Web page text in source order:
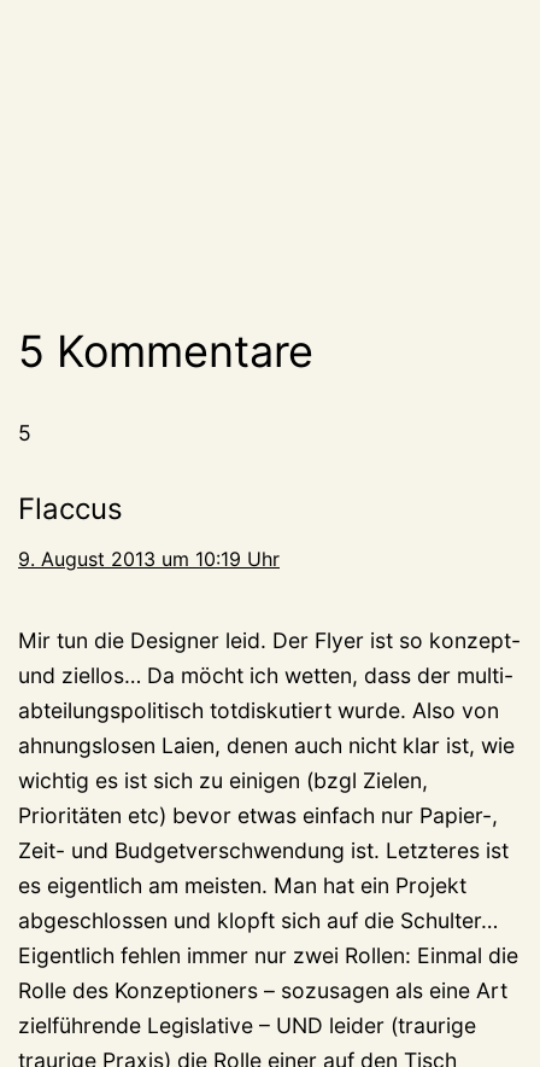
5 Kommentare
5
Flaccus
9. August 2013 um 10:19 Uhr
Mir tun die Designer leid. Der Flyer ist so konzept-
und ziellos… Da möcht ich wetten, dass der multi-
abteilungspolitisch totdiskutiert wurde. Also von
ahnungslosen Laien, denen auch nicht klar ist, wie
wichtig es ist sich zu einigen (bzgl Zielen,
Prioritäten etc) bevor etwas einfach nur Papier-,
Zeit- und Budgetverschwendung ist. Letzteres ist
es eigentlich am meisten. Man hat ein Projekt
abgeschlossen und klopft sich auf die Schulter…
Eigentlich fehlen immer nur zwei Rollen: Einmal die
Rolle des Konzeptioners – sozusagen als eine Art
zielführende Legislative – UND leider (traurige
traurige Praxis) die Rolle einer auf den Tisch